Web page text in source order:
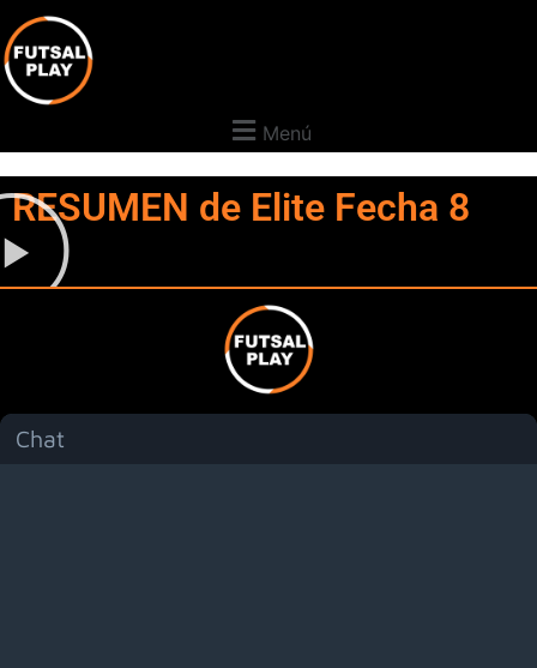
Menú
RESUMEN de Elite Fecha 8
Chat